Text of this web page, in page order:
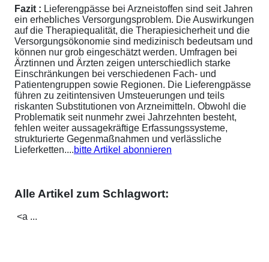
Fazit : Lieferengpässe bei Arzneistoffen sind seit Jahren
ein erhebliches Versorgungsproblem. Die Auswirkungen
auf die Therapiequalität, die Therapiesicherheit und die
Versorgungsökonomie sind medizinisch bedeutsam und
können nur grob eingeschätzt werden. Umfragen bei
Ärztinnen und Ärzten zeigen unterschiedlich starke
Einschränkungen bei verschiedenen Fach- und
Patientengruppen sowie Regionen. Die Lieferengpässe
führen zu zeitintensiven Umsteuerungen und teils
riskanten Substitutionen von Arzneimitteln. Obwohl die
Problematik seit nunmehr zwei Jahrzehnten besteht,
fehlen weiter aussagekräftige Erfassungssysteme,
strukturierte Gegenmaßnahmen und verlässliche
Lieferketten....bitte Artikel abonnieren
Alle Artikel zum Schlagwort:
<a ...